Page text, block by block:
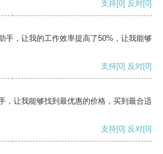
支持[0] 反对[0]
手，让我的工作效率提高了50%，让我能够
支持[0] 反对[0]
，让我能够找到最优惠的价格，买到最合适
支持[0] 反对[0]